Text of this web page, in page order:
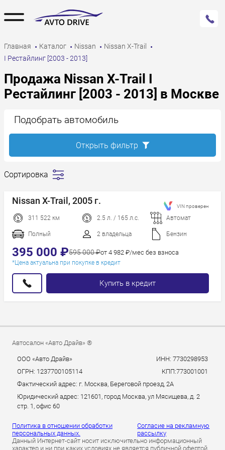
Главная Каталог Nissan
Nissan X-Trail
I Рестайлинг [2003 - 2013]
Продажа Nissan X-Trail I
Рестайлинг [2003 - 2013] в Москве
Сортировка
дешевле
дороже
Пробег
Год новее
Год старше
Nissan X-Trail, 2005 г.
311 522 км 2.5 л. / 165 л.с. Автомат
Полный 2 владельца Бензин
395 000 ₽595 000 ₽от 4 982 ₽/мес без взноса
*Цена актуальна при покупке в кредит
Купить в кредит
VIN проверен
Подобрать автомобиль
Открыть фильтр
Автосалон «Авто Драйв» ®
ООО «Авто Драйв»
ИНН: 7730298953
ОГРН: 1237700105114
КПП:773001001
Фактический адрес: г. Москва, Береговой проезд, 2А
Юридический адрес: 121601, город Москва, ул Мясищева, д. 2
стр. 1, офис 60
Политика в отношении обработки
персональных данных.
Согласие на рекламную
рассылку
Данный Интернет-сайт носит исключительно информационный
характер и ни при каких условиях не является публичной офертой,